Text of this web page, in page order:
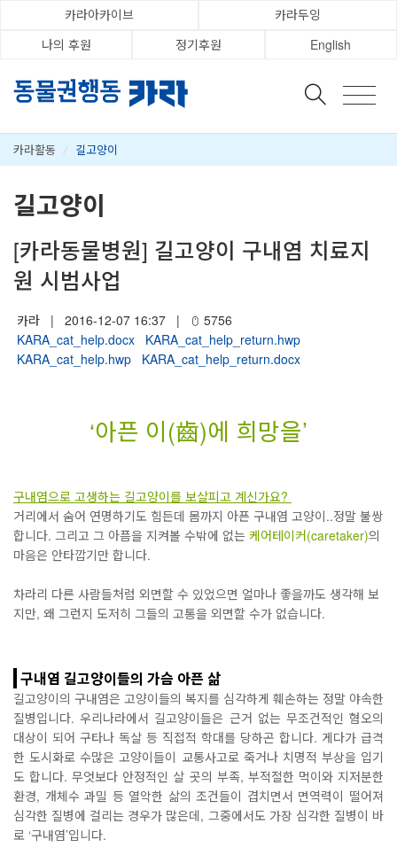
카라아카이브
카라두잉
나의 후원
정기후원 English
카라활동 / 길고양이
길고양이
[카라동물병원] 길고양이 구내염 치료지
원 시범사업
카라 | 2016-12-07 16:37 |
5756
KARA_cat_help.docx
KARA_cat_help_return.hwp
KARA_cat_help.hwp
KARA_cat_help_return.docx
‘아픈 이(齒)에 희망을’
구내염으로 고생하는 길고양이를 보살피고 계신가요?
거리에서 숨어 연명하기도 힘든데 몸까지 아픈 구내염 고양이..정말 불쌍
합니다. 그리고 그 아픔을 지켜볼 수밖에 없는 케어테이커(caretaker)의
마음은 안타깝기만 합니다.
차라리 다른 사람들처럼 외면할 수 있었으면 얼마나 좋을까도 생각해 보
지만, 왜 그런지 도저히 그들의 고통을 외면할 수가 없습니다.
구내염 길고양이들의 가슴 아픈 삶
길고양이의 구내염은 고양이들의 복지를 심각하게 훼손하는 정말 야속한
질병입니다. 우리나라에서 길고양이들은 근거 없는 무조건적인 혐오의
대상이 되어 구타나 독살 등 직접적 학대를 당하곤 합니다. 게다가 급격
한 도시화로 수많은 고양이들이 교통사고로 죽거나 치명적 부상을 입기
도 합니다. 무엇보다 안정적인 살 곳의 부족, 부적절한 먹이와 지저분한
환경, 개체수 과밀 등 열악한 삶의 조건들이 겹치면서 면역력이 떨어져
심각한 질병에 걸리는 경우가 많은데, 그중에서도 가장 심각한 질병이 바
로 ‘구내염’입니다.